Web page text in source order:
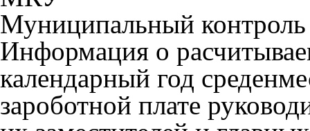
Муниципальный контроль
Информация о
календарный год
зароботной плате